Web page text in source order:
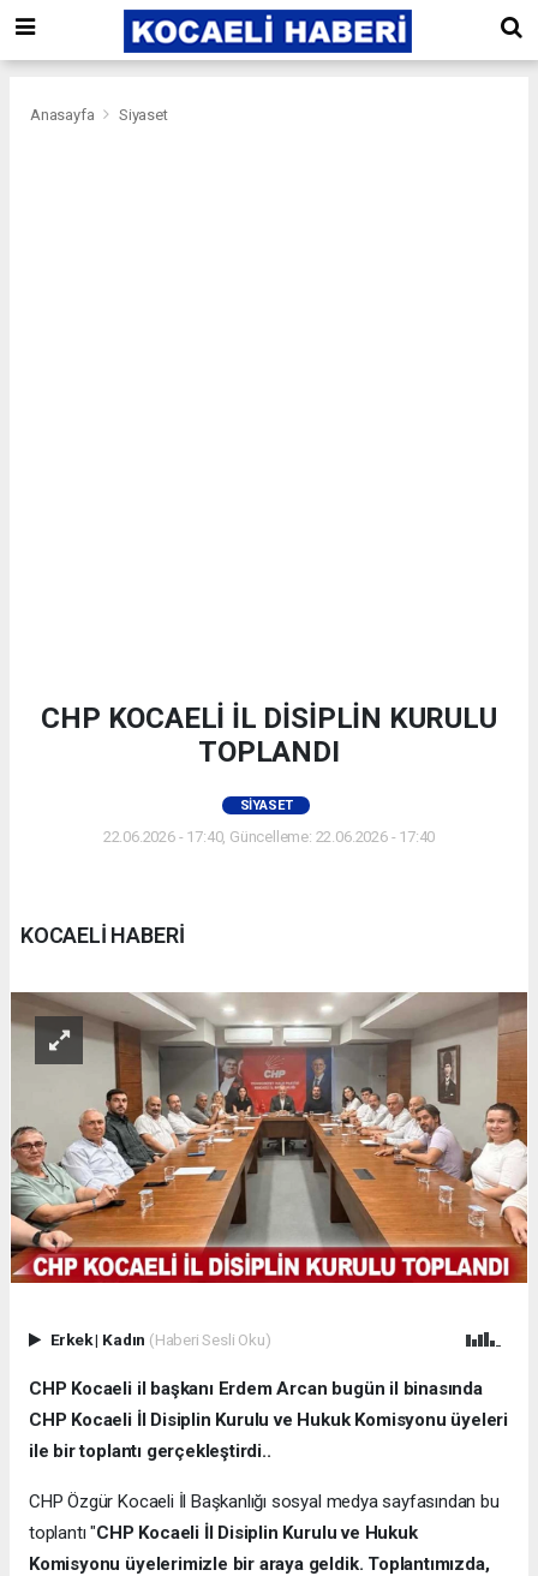
Anasayfa Siyaset
CHP KOCAELİ İL DİSİPLİN KURULU
TOPLANDI
SIYASET
22.06.2026 - 17:40, Güncelleme: 22.06.2026 - 17:40
KOCAELİ HABERİ
Erkek| Kadın (Haberi Sesli Oku)
CHP Kocaeli il başkanı Erdem Arcan bugün il binasında
CHP Kocaeli İl Disiplin Kurulu ve Hukuk Komisyonu üyeleri
ile bir toplantı gerçekleştirdi..
CHP Özgür Kocaeli İl Başkanlığı sosyal medya sayfasından bu
toplantı "CHP Kocaeli İl Disiplin Kurulu ve Hukuk
Komisyonu üyelerimizle bir araya geldik. Toplantımızda,